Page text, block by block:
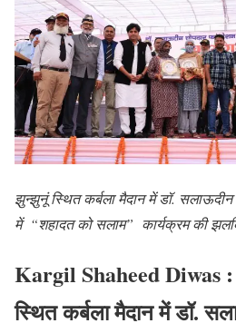
झुन्झुनूं स्थित कर्बला मैदान में डॉ.
में “शहादत को सलाम” कार्यक्रम की
Kargil Shaheed Diwas
स्थित कर्बला मैदान में डॉ.